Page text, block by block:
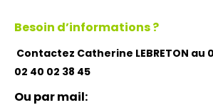
Besoin d’informations ?
Contactez Catherine LEBRETON au
02 40 02 38 45
Ou par mail: